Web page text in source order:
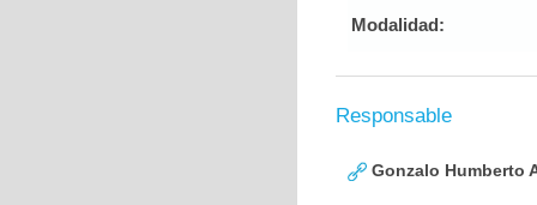
Modalidad:
Responsable
Gonzalo Humberto